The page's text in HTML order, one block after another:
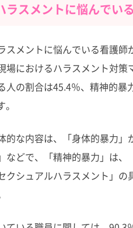
スメントに悩んでい
スメントに悩んでいる看護
場におけるハラスメント対
人の割合は45.4％、精神的
的な内容は、「身体的暴力
などで、「精神的暴力」は
クシュアルハラスメント」